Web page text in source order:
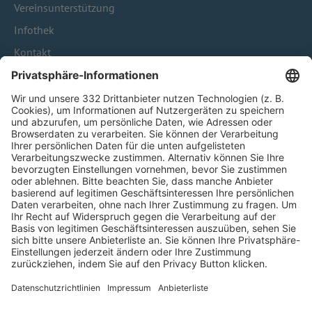
Vereinsunterstützung
Infothek
Kontakt
HÄUFIG BESUCHTE SEITEN
Pässe und Vereinswechsel
Trainerausbildung
Schulungsangebot Vereinsmitarbeiter
BFV-Geschäftsstellen
Trainerbörse
Login SpielPlus
FOLGE DEM BFV